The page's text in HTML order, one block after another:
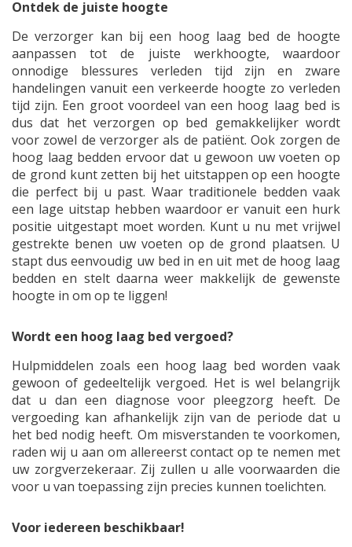
Ontdek de juiste hoogte
De verzorger kan bij een hoog laag bed de hoogte
aanpassen tot de juiste werkhoogte, waardoor
onnodige blessures verleden tijd zijn en zware
handelingen vanuit een verkeerde hoogte zo verleden
tijd zijn. Een groot voordeel van een hoog laag bed is
dus dat het verzorgen op bed gemakkelijker wordt
voor zowel de verzorger als de patiënt. Ook zorgen de
hoog laag bedden ervoor dat u gewoon uw voeten op
de grond kunt zetten bij het uitstappen op een hoogte
die perfect bij u past. Waar traditionele bedden vaak
een lage uitstap hebben waardoor er vanuit een hurk
positie uitgestapt moet worden. Kunt u nu met vrijwel
gestrekte benen uw voeten op de grond plaatsen. U
stapt dus eenvoudig uw bed in en uit met de hoog laag
bedden en stelt daarna weer makkelijk de gewenste
hoogte in om op te liggen!
Wordt een hoog laag bed vergoed?
Hulpmiddelen zoals een hoog laag bed worden vaak
gewoon of gedeeltelijk vergoed. Het is wel belangrijk
dat u dan een diagnose voor pleegzorg heeft. De
vergoeding kan afhankelijk zijn van de periode dat u
het bed nodig heeft. Om misverstanden te voorkomen,
raden wij u aan om allereerst contact op te nemen met
uw zorgverzekeraar. Zij zullen u alle voorwaarden die
voor u van toepassing zijn precies kunnen toelichten.
Voor iedereen beschikbaar!